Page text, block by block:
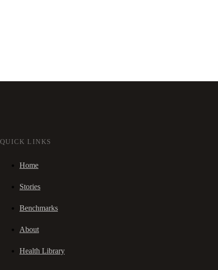
QUICK LINKS
Home
Stories
Benchmarks
About
Health Library